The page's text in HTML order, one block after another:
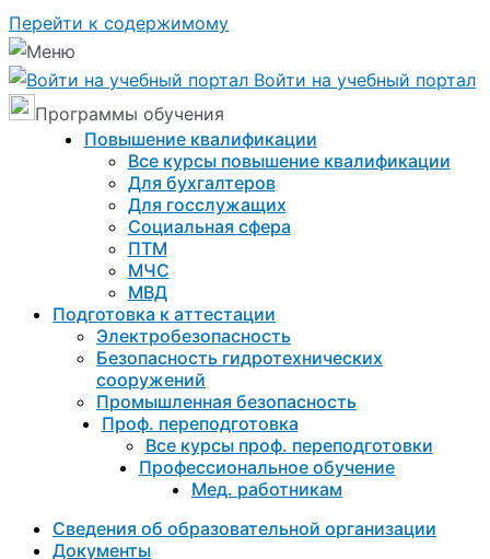
Перейти к содержимому
Войти на учебный портал
Программы обучения
Повышение квалификации
Все курсы повышение квалификации
Для бухгалтеров
Для госслужащих
Социальная сфера
ПТМ
МЧС
МВД
Подготовка к aттестации
Электробезопасность
Безопасность гидротехнических
сооружений
Промышленная безопасность
Проф. переподготовка
Все курсы проф. переподготовки
Профессиональное обучение
Мед. работникам
Сведения об образовательной организации
Документы